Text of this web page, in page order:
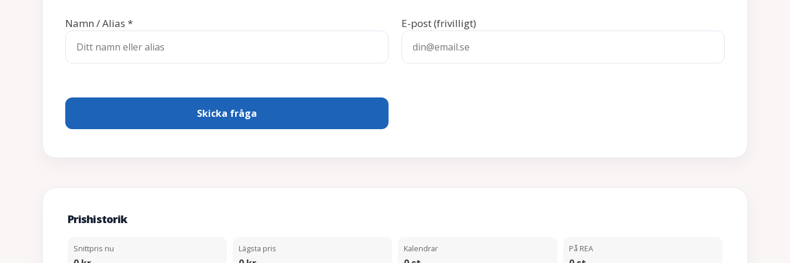
Namn / Alias * E-post(frivilligt)
Prishistorik
Snittpris nu Lägsta pris Kalendrar På REA